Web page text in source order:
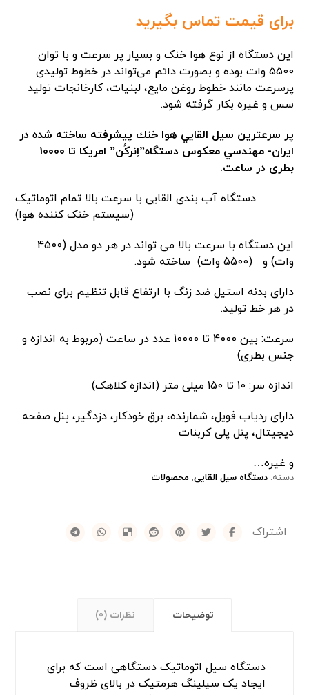
برای قیمت تماس بگیرید
این دستگاه از نوع هوا خنک و بسیار پر سرعت و با توان
5500 وات بوده و بصورت دائم می‌تواند در خطوط تولیدی
پرسرعت مانند خطوط روغن مایع، لبنیات، کارخانجات تولید
سس و غیره بکار گرفته شود.
پر سرعترين سيل القايي هوا خنك پيشرفته ساخته شده در
ايران- مهندسي معكوس دستگاه”اِنركُن” امريكا تا 10000
بطری در ساعت.
دستگاه آب بندی القایی با سرعت بالا تمام اتوماتیک
(سیستم خنک کننده هوا)
این دستگاه با سرعت بالا می تواند در هر دو مدل (4500
وات) و (5500 وات) ساخته شود.
دارای بدنه استیل ضد زنگ با ارتفاع قابل تنظیم برای نصب
در هر خط تولید.
سرعت: بین 4000 تا 10000 عدد در ساعت (مربوط به اندازه و
جنس بطری)
اندازه سر: 10 تا 150 میلی متر (اندازه کلاهک)
دارای ردیاب فویل، شمارنده، برق خودکار، دزدگیر، پنل صفحه
دیجیتال، پنل پلی کربنات
و غیره…
دسته:دستگاه سیل القایی,محصولات
توضیحات نظرات (0)
دستگاه سیل اتوماتیک دستگاهی است که برای
ایجاد یک سیلینگ هرمتیک در بالای ظروف